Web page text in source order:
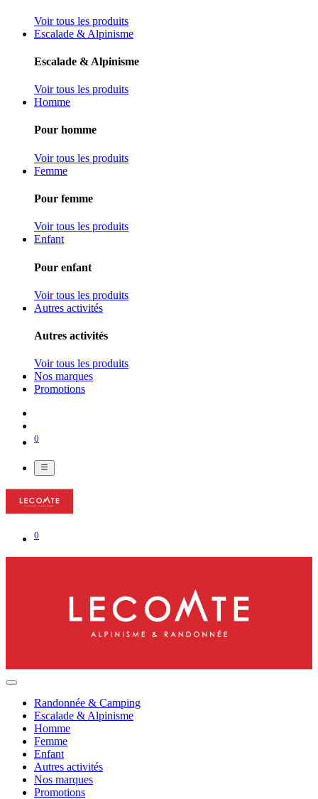
Voir tous les produits
Escalade & Alpinisme
Escalade & Alpinisme
Voir tous les produits
Homme
Pour homme
Voir tous les produits
Femme
Pour femme
Voir tous les produits
Enfant
Pour enfant
Voir tous les produits
Autres activités
Autres activités
Voir tous les produits
Nos marques
Promotions
0
0
Randonnée & Camping
Escalade & Alpinisme
Homme
Femme
Enfant
Autres activités
Nos marques
Promotions